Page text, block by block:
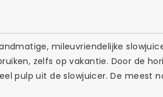
mileuvriendelijke
zelfs op vakantie. Door de
pulp uit de slowjuicer. De meest